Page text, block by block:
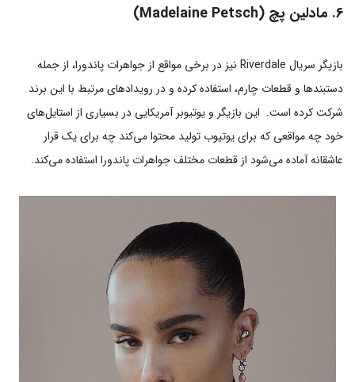
6. مادلین پچ (Madelaine Petsch)
بازیگر سریال Riverdale نیز در برخی مواقع از جواهرات پاندورا، از جمله
دستبندها و قطعات چارم، استفاده کرده و در رویدادهای مرتبط با این برند
شرکت کرده است. این بازیگر و یوتیوبر آمریکایی در بسیاری از استایل‌های
خود چه مواقعی که برای یوتیوب تولید محتوا می‌کند چه برای یک قرار
عاشقانه آماده می‌شود از قطعات مختلف جواهرات پاندورا استفاده می‌کند.